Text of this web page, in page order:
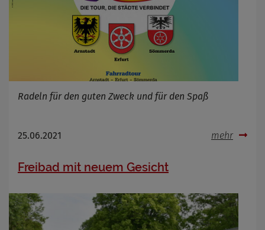
Radeln für den guten Zweck und für den Spaß
25.06.2021 mehr
Freibad mit neuem Gesicht